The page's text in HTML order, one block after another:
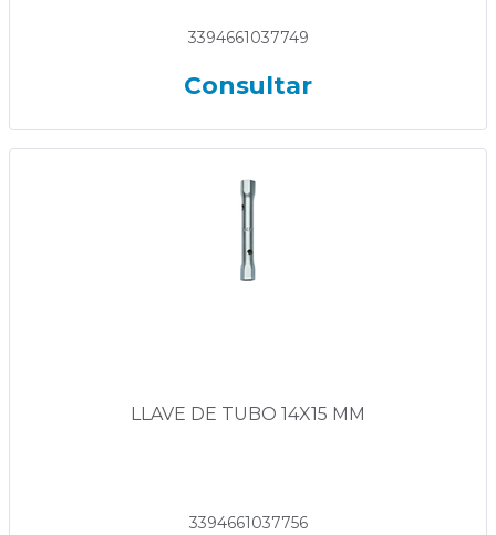
3394661037749
Consultar
LLAVE DE TUBO 14X15 MM
3394661037756